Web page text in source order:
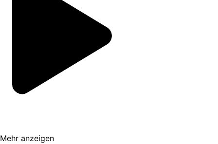
Techniken und bringst deine Fähigkeiten als
Fotograf aufs nächste Level.
Warte nicht länger und sichere dir deinen
Platz auf diesem fantastischen, mehrtägigen
Fotoworkshop in Islands schönsten Regionen.
Wähle jetzt ein Datum aus, um die
Verfügbarkeit zu überprüfen.
Mehr anzeigen